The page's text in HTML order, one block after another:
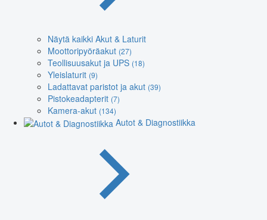
Näytä kaikki Akut & Laturit
Moottoripyöräakut (27)
Teollisuusakut ja UPS (18)
Yleislaturit (9)
Ladattavat paristot ja akut (39)
Pistokeadapterit (7)
Kamera-akut (134)
Autot & Diagnostiikka